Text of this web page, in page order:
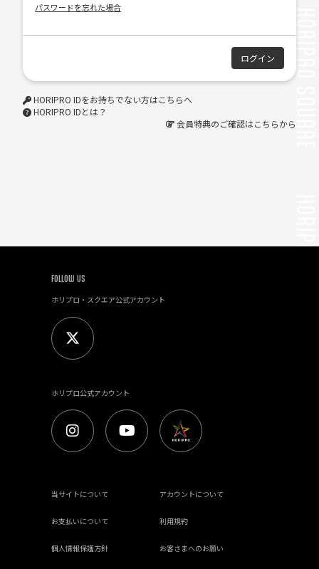
パスワードを忘れた場合
HORIPRO IDをお持ちでない方はこちらへ
HORIPRO IDとは？
会員特典のご確認はこちらから
FOLLOW US
ホリプロ・スクエア公式アカウント
ホリプロ公式アカウント
当サイトについて アカウントについて
お支払いについて 利用規約
個人情報保護方針 お客さまへのお願い